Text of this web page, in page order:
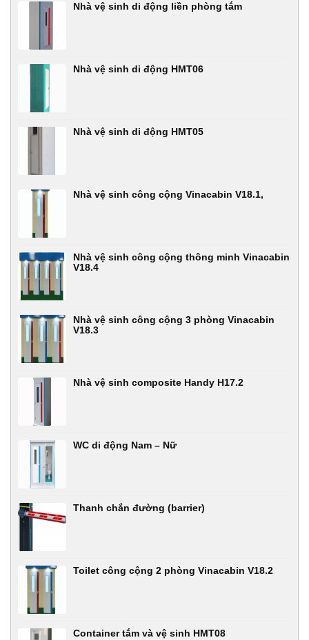
Nhà vệ sinh di động liền phòng tắm
Nhà vệ sinh di động HMT06
Nhà vệ sinh di động HMT05
Nhà vệ sinh công cộng Vinacabin V18.1,
Nhà vệ sinh công cộng thông minh Vinacabin
V18.4
Nhà vệ sinh công cộng 3 phòng Vinacabin
V18.3
Nhà vệ sinh composite Handy H17.2
WC di động Nam – Nữ
Thanh chắn đường (barrier)
Toilet công cộng 2 phòng Vinacabin V18.2
Container tắm và vệ sinh HMT08